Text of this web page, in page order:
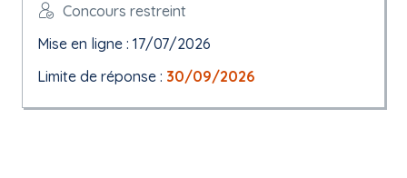
Concours restreint
Mise en ligne : 17/07/2026
Limite de réponse : 30/09/2026